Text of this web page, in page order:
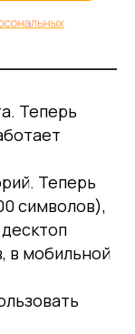
Теперь
Теперь
символов),
в мобильной